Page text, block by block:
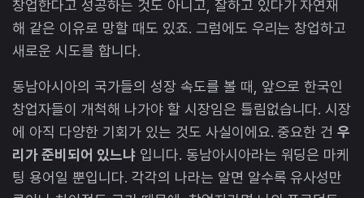
창업한다고 성공하는 것도 아니고, 잘하고 있다가 자연재
해 같은 이유로 망할 때도 있죠. 그럼에도 우리는 창업하고
새로운 시도를 합니다.
동남아시아의 국가들의 성장 속도를 볼 때, 앞으로 한국인
창업자들이 개척해 나가야 할 시장임은 틀림없습니다. 시장
에 아직 다양한 기회가 있는 것도 사실이에요. 중요한 건우
리가 준비되어 있느냐입니다. 동남아시아라는 워딩은 마케
팅 용어일 뿐입니다. 각각의 나라는 알면 알수록 유사성만